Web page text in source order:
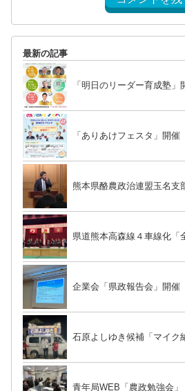
最新の記事
「明日のリーダー育成塾」
「ありあけフェスタ」開催
熊本県酪農政治連盟玉名支
県道熊本高森線４車線化「
企業会「県政報告会」開催
石原よしゆき候補「マイク
青年局WEB「農政勉強会」